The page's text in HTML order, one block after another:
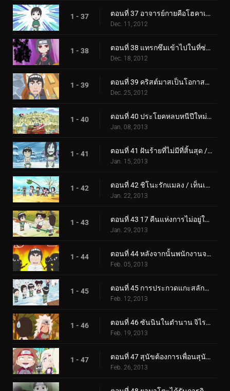
1 - 37 ตอนที่ 37 อาจารย์กายคือโฮคาเงะคนใหม่! / IQ: 200 สถานะ: ลำบาก
Dec. 11, 2012
1 - 38 ตอนที่ 38 แทรกซึมเข้าไปในที่ซ่อนของแสงอุษา! / การล้างข้อมูลเป็นโอกาสที่จะล้างอดีต!
Dec. 18, 2012
1 - 39 ตอนที่ 39 คริสต์มาสเป็นโอกาสสุดท้ายสำหรับความรัก! / การค้นหาความรักของโอโรจิมารุ!
Dec. 25, 2012
1 - 40 ตอนที่ 40 ประโยคหลบหนีปีใหม่! / นารูโตะถูกจับตามอง!
Jan. 08, 2013
1 - 41 ตอนที่ 41 ฝันร้ายที่ไม่มีที่สิ้นสุด / การสร้างสรรค์จากอนาคต!
Jan. 15, 2013
1 - 42 ตอนที่ 42 ชิโนะรักแมลง / เท็นเท็นต่อสู้กับการต่อสู้ของหญิงสาว
Jan. 22, 2013
1 - 43 ตอนที่ 43 17 คืนแห่งการไม่อยู่ในสายตา / ทำความสะอาดห้องน้ำทำให้จิตใจสะอาด
Jan. 29, 2013
1 - 44 ตอนที่ 44 หลังจากนั้นพนักงานจะกินถั่ว! / ไรคาเงะถูกโจมตี!
Feb. 05, 2013
1 - 45 ตอนที่ 45 การประกวดแกะสลักหิมะเพลิง! / สนามรบที่เรียกว่าวันวาเลนไทน์!
Feb. 12, 2013
1 - 46 ตอนที่ 46 ซันนินในตำนาน จิไรยะ! / แทรกซึมเข้าไปในห้องอาบน้ำหญิง!
Feb. 19, 2013
1 - 47 ตอนที่ 47 สุนัขต้องการเพื่อนสุนัข / นี่เขาเอง!
Feb. 26, 2013